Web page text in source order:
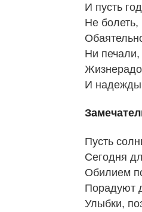
И пусть
Не болеть,
Ни печали,
И надежды
Пусть
Сегодня
Обилием
Порадуют
Улыбки,